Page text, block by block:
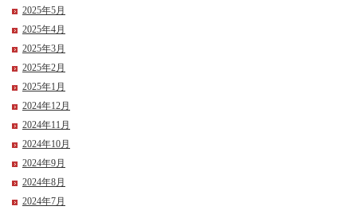
2025年5月
2025年4月
2025年3月
2025年2月
2025年1月
2024年12月
2024年11月
2024年10月
2024年9月
2024年8月
2024年7月